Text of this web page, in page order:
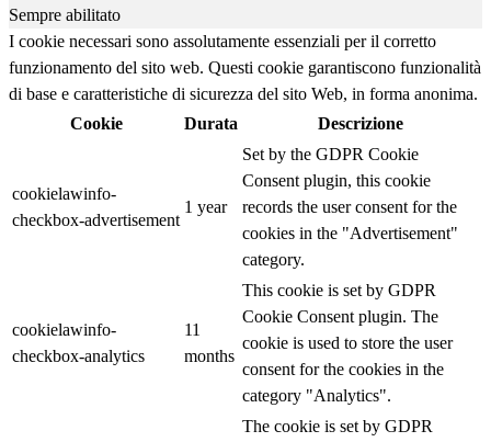
Sempre abilitato
I cookie necessari sono assolutamente essenziali per il corretto
funzionamento del sito web. Questi cookie garantiscono funzionalità
di base e caratteristiche di sicurezza del sito Web, in forma anonima.
Cookie
Durata Descrizione
cookielawinfo-
checkbox-advertisement
1 year
Set by the GDPR Cookie
Consent plugin, this cookie
records the user consent for the
cookies in the "Advertisement"
category.
cookielawinfo-
checkbox-analytics
11
months
This cookie is set by GDPR
Cookie Consent plugin. The
cookie is used to store the user
consent for the cookies in the
category "Analytics".
The cookie is set by GDPR